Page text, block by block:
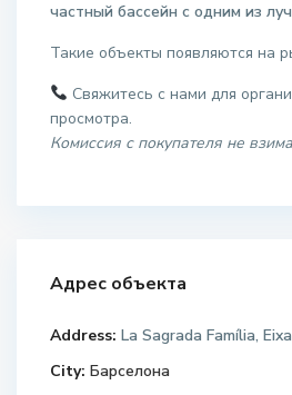
частный бассейн с одним из
Такие объекты появляются на
Свяжитесь с нами для
просмотра.
Комиссия с покупателя не
Адрес объекта
Address: La Sagrada Família,
City: Барселона